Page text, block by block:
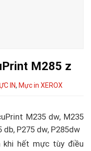
M285 z
IN, Mực in XEROX
M235 dw, M235
db, P275 dw, P285dw
khi hết mực tùy điều